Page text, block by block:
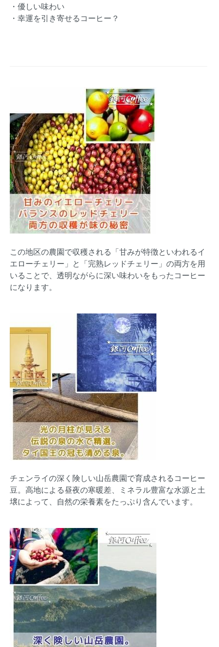
・優しい味わい
・幸運を引き寄せるコーヒー？
この地区の農園で収穫される「甘みが特徴といわれるイ
エローチェリー」と「完熟レッドチェリー」の両方を用
いることで、透明ながらに深い味わいをもったコーヒー
になります。
チェンライの深く険しい山岳農園で育成されるコーヒー
豆。高地による昼夜の寒暖差、ミネラル豊富な水源と土
壌によって、自然の栄養素をたっぷり含んでいます。